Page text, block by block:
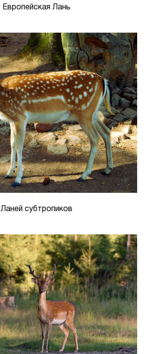
Европейская Лань
Ланей субтропиков